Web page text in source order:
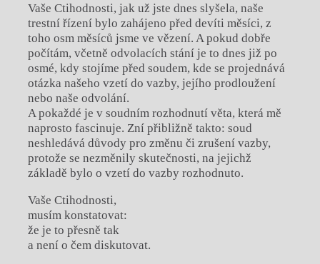
Vaše Ctihodnosti, jak už jste dnes slyšela, naše
trestní řízení bylo zahájeno před devíti měsíci, z
toho osm měsíců jsme ve vězení. A pokud dobře
počítám, včetně odvolacích stání je to dnes již po
osmé, kdy stojíme před soudem, kde se projednává
otázka našeho vzetí do vazby, jejího prodloužení
nebo naše odvolání.
A pokaždé je v soudním rozhodnutí věta, která mě
naprosto fascinuje. Zní přibližně takto: soud
neshledává důvody pro změnu či zrušení vazby,
protože se nezměnily skutečnosti, na jejichž
základě bylo o vzetí do vazby rozhodnuto.
Vaše Ctihodnosti,
musím konstatovat:
že je to přesně tak
a není o čem diskutovat.